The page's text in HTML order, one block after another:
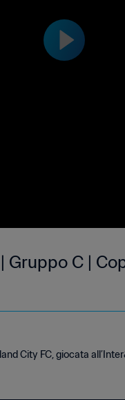
Gruppo C |
City FC, giocata